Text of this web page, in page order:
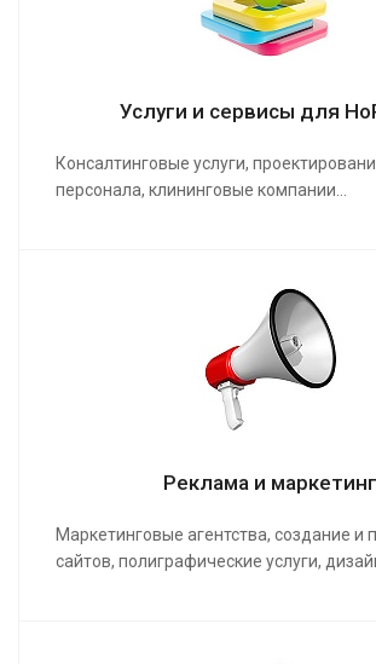
Услуги и сервисы для
Консалтинговые услуги,
персонала, клининговые компании…
Реклама и маркетинг
Маркетинговые агентства, создание и
сайтов, полиграфические услуги,